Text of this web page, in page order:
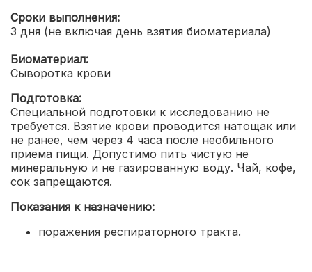
Сроки выполнения:
3 дня (не включая день взятия биоматериала)
Биоматериал:
Сыворотка крови
Подготовка:
Специальной подготовки к исследованию не
требуется. Взятие крови проводится натощак или
не ранее, чем через 4 часа после необильного
приема пищи. Допустимо пить чистую не
минеральную и не газированную воду. Чай, кофе,
сок запрещаются.
Показания к назначению:
поражения респираторного тракта.